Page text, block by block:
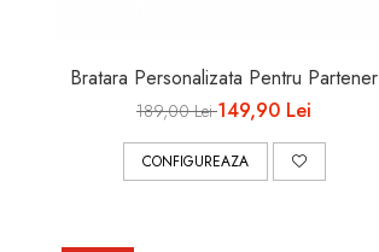
Bratara Personalizata Pentru Partener
189,00 Lei149,90 Lei
CONFIGUREAZA